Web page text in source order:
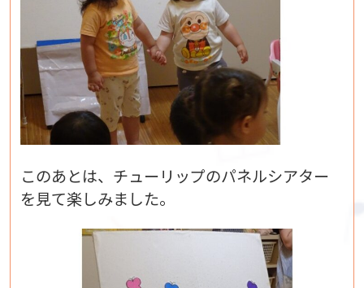
このあとは、チューリップのパネルシアター
を見て楽しみました。